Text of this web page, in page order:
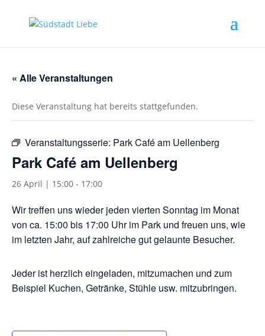
« Alle Veranstaltungen
Diese Veranstaltung hat bereits stattgefunden.
Veranstaltungsserie: Park Café am Uellenberg
Park Café am Uellenberg
26 April | 15:00 - 17:00
Wir treffen uns wieder jeden vierten Sonntag im Monat
von ca. 15:00 bis 17:00 Uhr im Park und freuen uns, wie
im letzten Jahr, auf zahlreiche gut gelaunte Besucher.
Jeder ist herzlich eingeladen, mitzumachen und zum
Beispiel Kuchen, Getränke, Stühle usw. mitzubringen.